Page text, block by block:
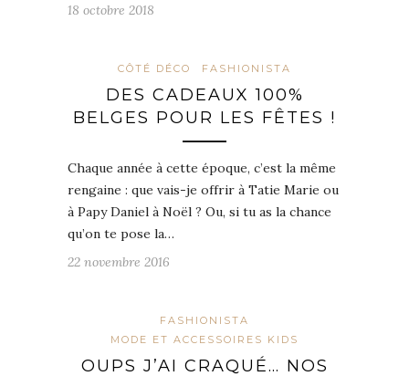
18 octobre 2018
CÔTÉ DÉCO FASHIONISTA
DES CADEAUX 100%
BELGES POUR LES FÊTES !
Chaque année à cette époque, c’est la même
rengaine : que vais-je offrir à Tatie Marie ou
à Papy Daniel à Noël ? Ou, si tu as la chance
qu’on te pose la…
22 novembre 2016
FASHIONISTA
MODE ET ACCESSOIRES KIDS
OUPS J’AI CRAQUÉ… NOS